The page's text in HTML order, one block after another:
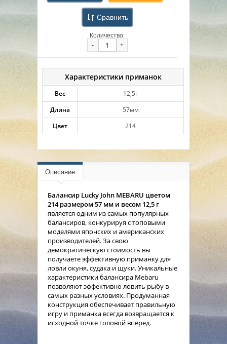
Сравнить
Количество:
-
+
Характеристики приманок
Вес
12,5г
Длина
57мм
Цвет
214
Описание
Балансир Lucky John MEBARU цветом
214 размером 57 мм и весом 12,5 г
является одним из самых популярных
балансиров, конкурируя с топовыми
моделями японских и американских
производителей. За свою
демократическую стоимость вы
получаете эффективную приманку для
ловли окуня, судака и щуки. Уникальные
характеристики балансира Mebaru
позволяют эффективно ловить рыбу в
самых разных условиях. Продуманная
конструкция обеспечивает правильную
игру и приманка всегда возвращается к
исходной точке головой вперед.